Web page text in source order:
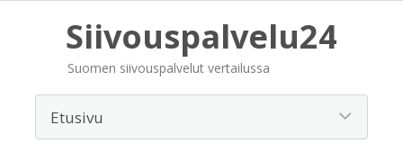
Siivouspalvelu24
Suomen siivouspalvelut vertailussa